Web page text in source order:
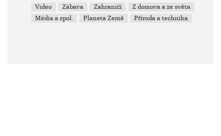
Video
Zábava Zahraničí
Z domova a ze světa
Média a spol.
Planeta Země Příroda a technika